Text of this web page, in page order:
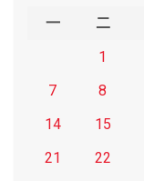
一 二
1
7
8
14
15
21
22